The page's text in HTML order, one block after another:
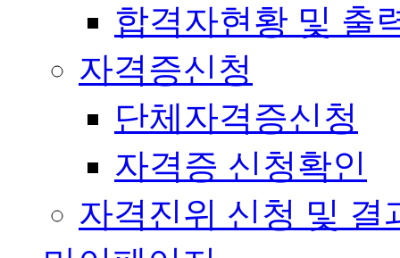
합격자현황 및 출
자격증신청
단체자격증신청
자격증 신청확인
자격진위 신청 및 결